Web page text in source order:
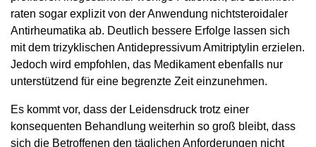
raten sogar explizit von der Anwendung nichtsteroidaler
Antirheumatika ab. Deutlich bessere Erfolge lassen sich
mit dem trizyklischen Antidepressivum Amitriptylin erzielen.
Jedoch wird empfohlen, das Medikament ebenfalls nur
unterstützend für eine begrenzte Zeit einzunehmen.
Es kommt vor, dass der Leidensdruck trotz einer
konsequenten Behandlung weiterhin so groß bleibt, dass
sich die Betroffenen den täglichen Anforderungen nicht